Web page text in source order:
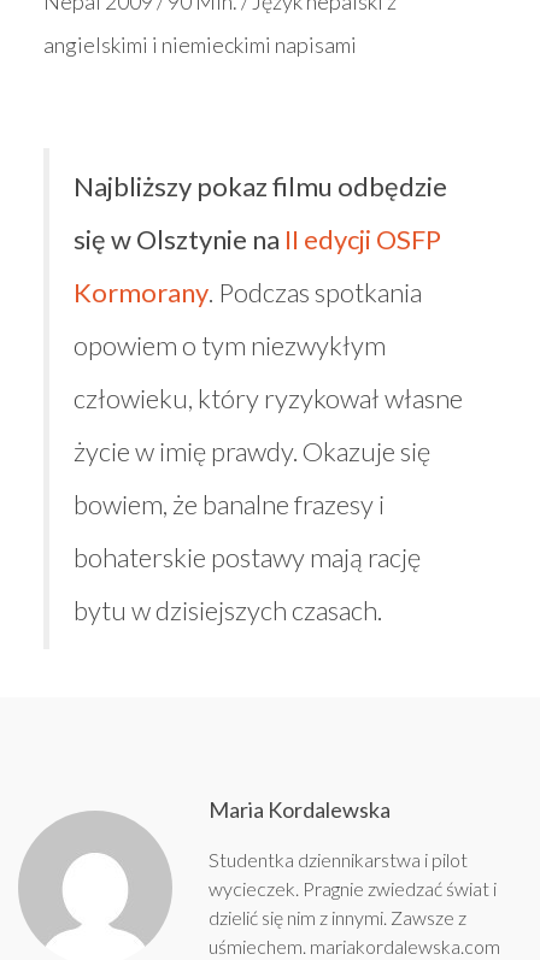
angielskimi i niemieckimi napisami
Najbliższy pokaz filmu odbędzie
się w Olsztynie na II edycji OSFP
Kormorany. Podczas spotkania
opowiem o tym niezwykłym
człowieku, który ryzykował własne
życie w imię prawdy. Okazuje się
bowiem, że banalne frazesy i
bohaterskie postawy mają rację
bytu w dzisiejszych czasach.
Maria Kordalewska
Studentka dziennikarstwa i pilot
wycieczek. Pragnie zwiedzać świat i
dzielić się nim z innymi. Zawsze z
uśmiechem. mariakordalewska.com